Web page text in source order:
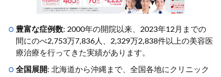
豊富な症例数: 2000年の開院以来、2023年12月までの
間にのべ2,753万7,836人、2,329万2,838件以上の美容医
療治療を行ってきた実績があります。
全国展開: 北海道から沖縄まで、全国各地にクリニック